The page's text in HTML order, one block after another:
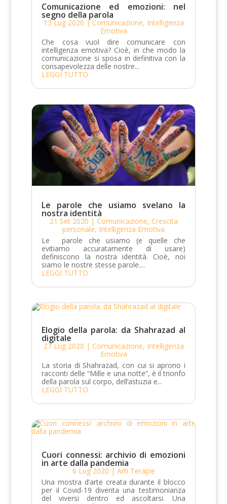
Comunicazione ed emozioni: nel
segno della parola
13 Lug 2020 | Comunicazione, Intelligenza
Emotiva
Che cosa vuol dire comunicare con
intelligenza emotiva? Cioè, in che modo la
comunicazione si sposa in definitiva con la
consapevolezza delle nostre...
LEGGI TUTTO
Le parole che usiamo svelano la
nostra identità
21 Set 2020 | Comunicazione, Crescita
personale, Intelligenza Emotiva
Le parole che usiamo (e quelle che
evitiamo accuratamente di usare)
definiscono la nostra identità. Cioè, noi
siamo le nostre stesse parole....
LEGGI TUTTO
Elogio della parola: da Shahrazad al
digitale
27 Lug 2020 | Comunicazione, Intelligenza
Emotiva
La storia di Shahrazad, con cui si aprono i
racconti delle “Mille e una notte”, è il trionfo
della parola sul corpo, dell’astuzia e...
LEGGI TUTTO
Cuori connessi: archivio di emozioni
in arte dalla pandemia
6 Lug 2020 | Arti Terapie
Una mostra d’arte creata durante il blocco
per il Covid-19 diventa una testimonianza
del viversi dentro ed ascoltarsi. Una